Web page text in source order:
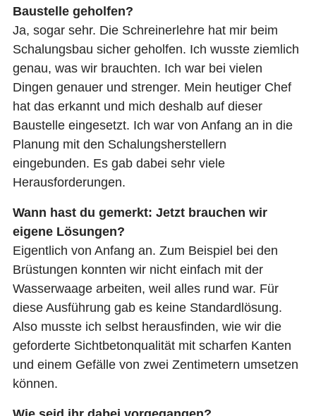
Baustelle geholfen?
Ja, sogar sehr. Die Schreinerlehre hat mir beim
Schalungsbau sicher geholfen. Ich wusste ziemlich
genau, was wir brauchten. Ich war bei vielen
Dingen genauer und strenger. Mein heutiger Chef
hat das erkannt und mich deshalb auf dieser
Baustelle eingesetzt. Ich war von Anfang an in die
Planung mit den Schalungsherstellern
eingebunden. Es gab dabei sehr viele
Herausforderungen.
Wann hast du gemerkt: Jetzt brauchen wir
eigene Lösungen?
Eigentlich von Anfang an. Zum Beispiel bei den
Brüstungen konnten wir nicht einfach mit der
Wasserwaage arbeiten, weil alles rund war. Für
diese Ausführung gab es keine Standardlösung.
Also musste ich selbst herausfinden, wie wir die
geforderte Sichtbetonqualität mit scharfen Kanten
und einem Gefälle von zwei Zentimetern umsetzen
können.